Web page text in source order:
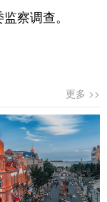
察调查。
更多 >>